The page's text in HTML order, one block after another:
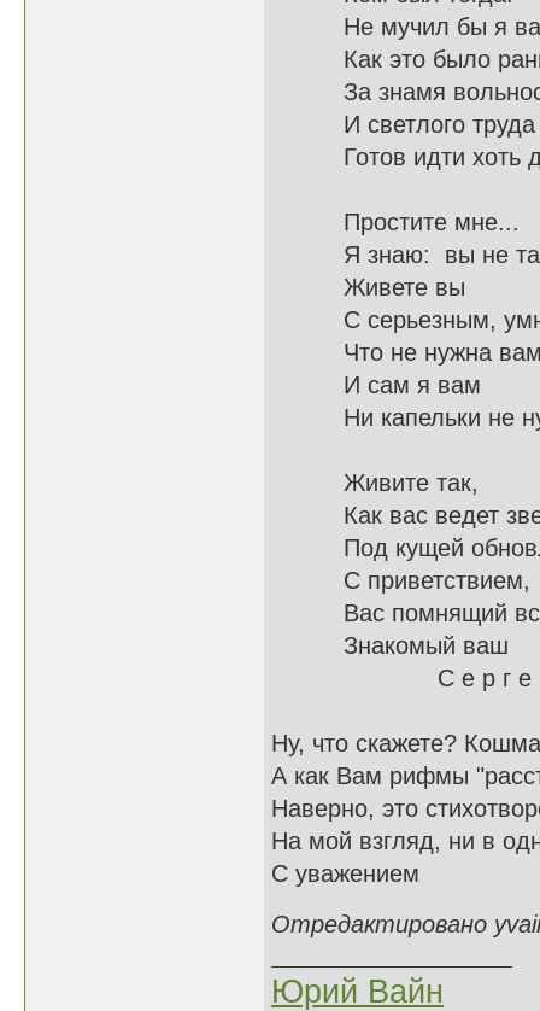
Не мучил бы я
Как это
За знамя
И
Готов идти
Простите мне...
Я знаю:
Живете вы
С
Что не
И сам я вам
Ни
Живите так,
Как вас
Под кущей
С приветствием,
Вас
Знакомый ваш
С е р г е
Ну, что скажете?
А как Вам рифмы
Наверно, это
На мой взгляд, ни в
С уважением
Отредактировано
Юрий Вайн